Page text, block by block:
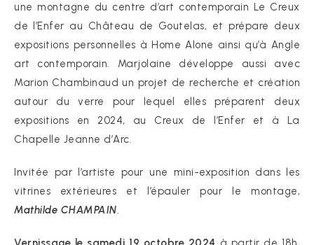
une montagne du centre d’art contemporain Le Creux
de l’Enfer au Château de Goutelas, et prépare deux
expositions personnelles à Home Alone ainsi qu’à Angle
art contemporain. Marjolaine développe aussi avec
Marion Chambinaud un projet de recherche et création
autour du verre pour lequel elles préparent deux
expositions en 2024, au Creux de l’Enfer et à La
Chapelle Jeanne d’Arc.
Invitée par l’artiste pour une mini-exposition dans les
vitrines extérieures et l’épauler pour le montage,
Mathilde CHAMPAIN.